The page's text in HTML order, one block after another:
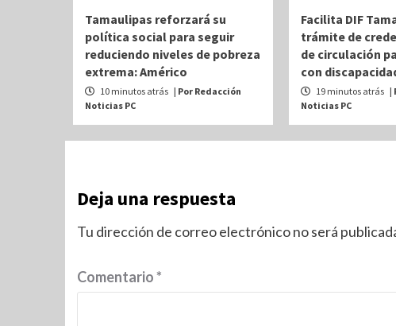
Tamaulipas reforzará su
política social para seguir
reduciendo niveles de pobreza
extrema: Américo
10 minutos atrás | Por Redacción
Noticias PC
Facilita DIF
trámite de
de circulación
con
19 minutos atrás |
Noticias PC
Deja una respuesta
Tu dirección de correo electrónico no será
Comentario*